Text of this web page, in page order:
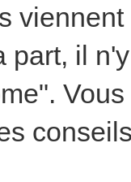
part, il